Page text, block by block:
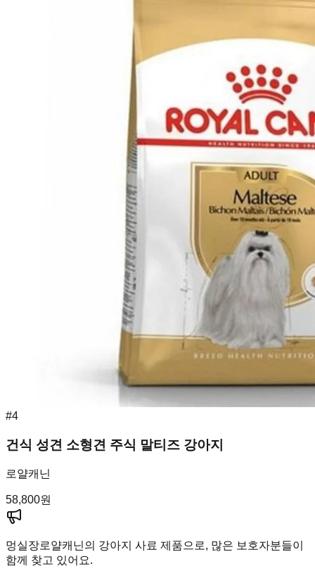
#4
건식 성견 소형견 주식 말티즈 강아지
로얄캐닌
58,800원
멍실장로얄캐닌의 강아지 사료 제품으로, 많은 보호자분들이
함께 찾고 있어요.